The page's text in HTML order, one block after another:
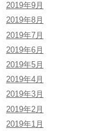
2019年9月
2019年8月
2019年7月
2019年6月
2019年5月
2019年4月
2019年3月
2019年2月
2019年1月